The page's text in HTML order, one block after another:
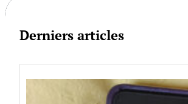
Derniers articles